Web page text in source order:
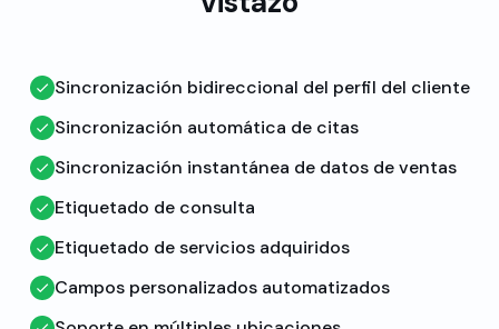
Sincronización bidireccional del perfil del cliente
Sincronización automática de citas
Sincronización instantánea de datos de ventas
Etiquetado de consulta
Etiquetado de servicios adquiridos
Campos personalizados automatizados